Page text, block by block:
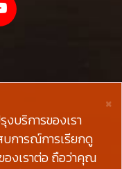
×
งบริการของเรา
การณ์การเรียกดู
งเราต่อ ถือว่าคุณ